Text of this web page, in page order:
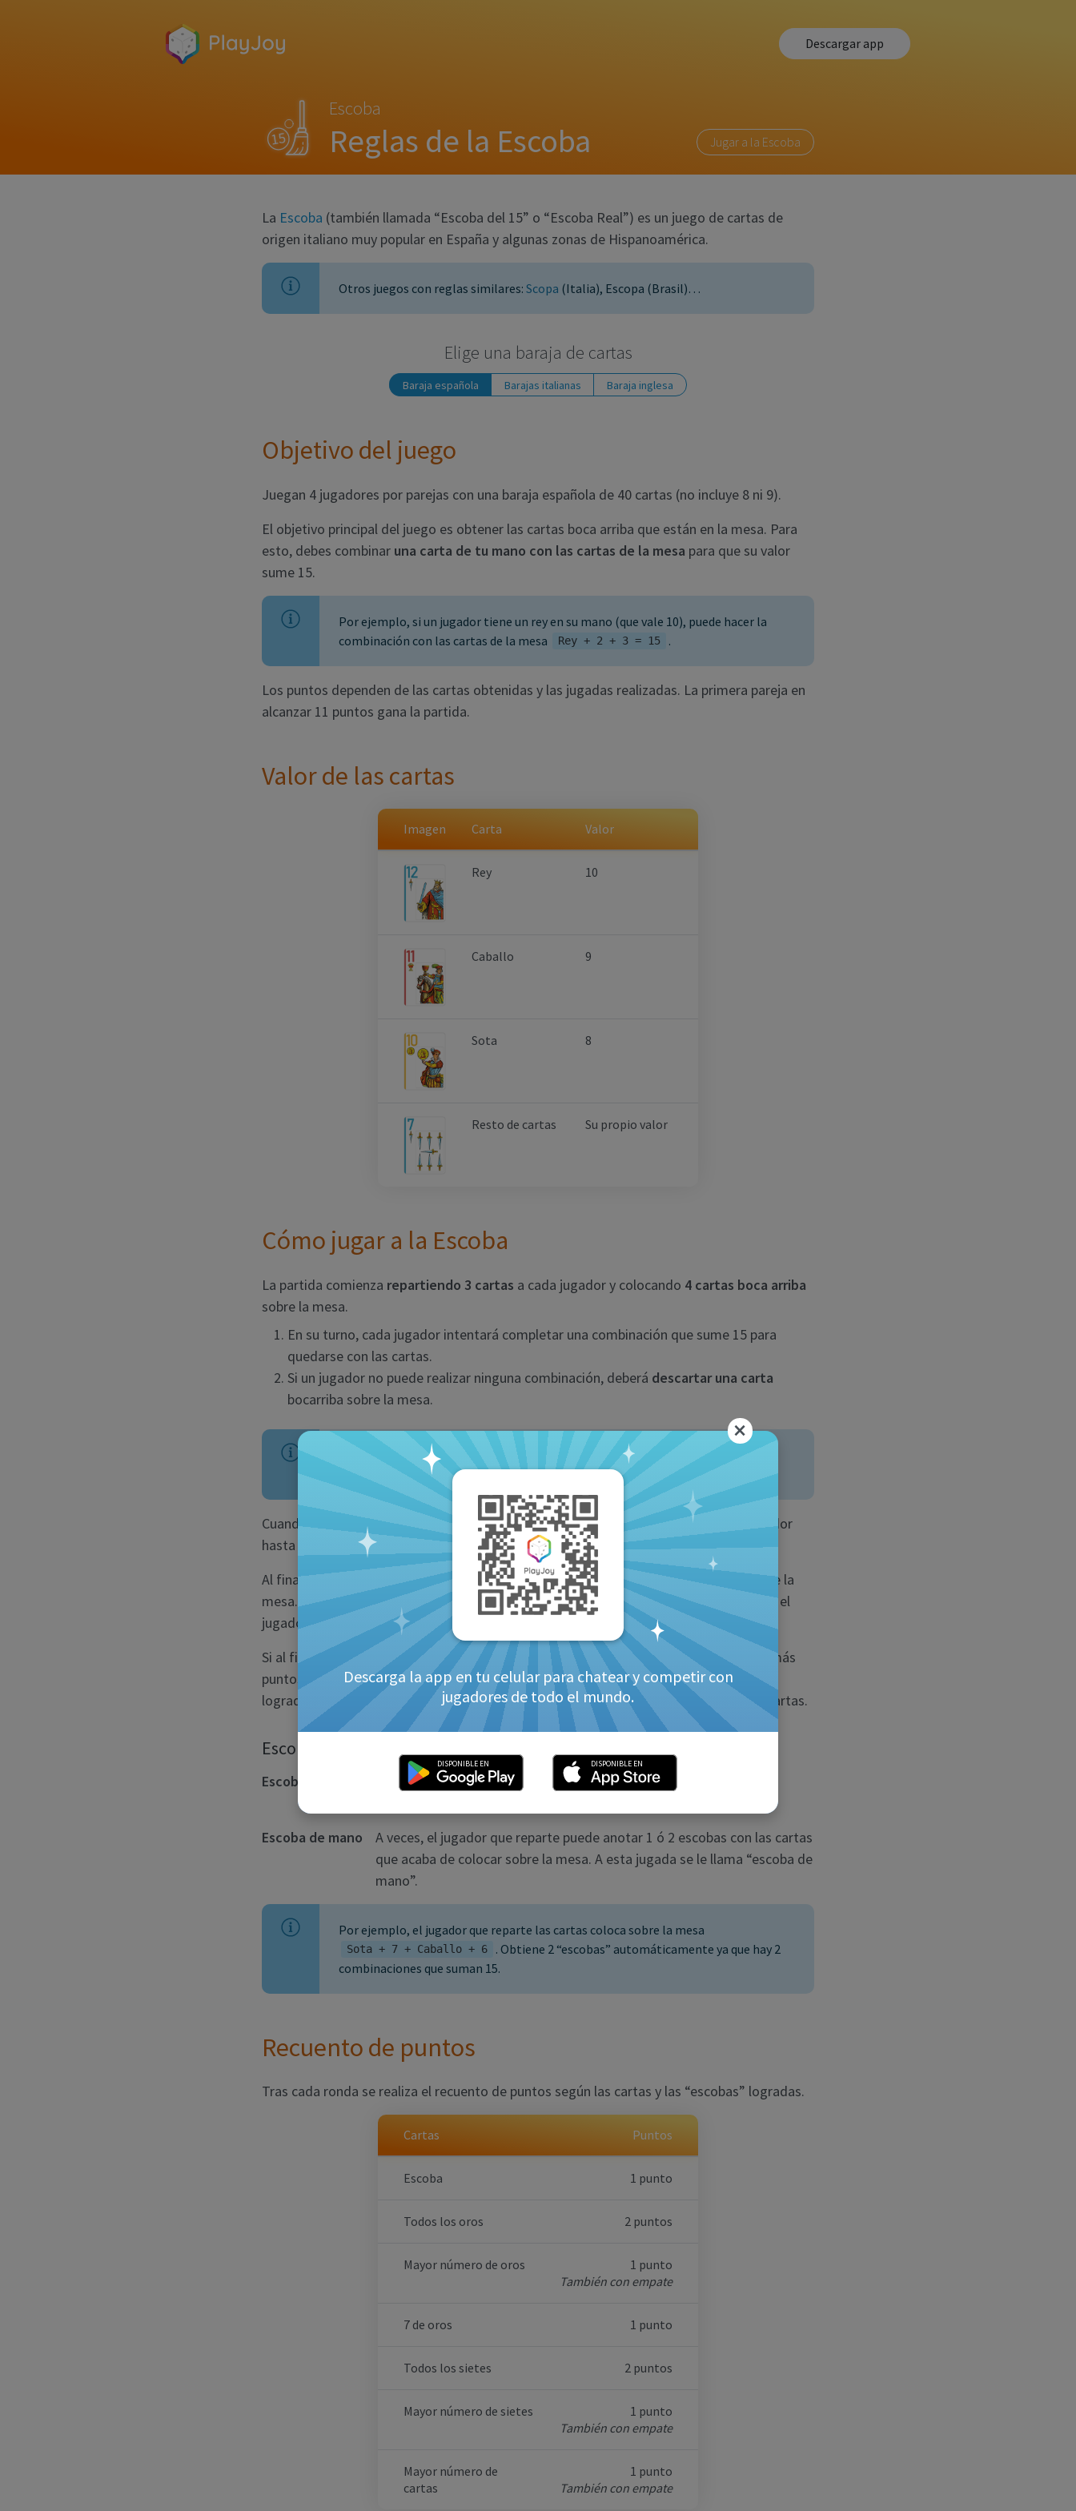
Descargar app
×
Descarga la app en tu celular para chatear y competir con
jugadores de todo el mundo.
DISPONIBLE EN DISPONIBLE EN
Escoba
Reglas de la Escoba Jugar a la Escoba
La Escoba (también llamada “Escoba del 15” o “Escoba Real”) es un juego de cartas de
origen italiano muy popular en España y algunas zonas de Hispanoamérica.
Otros juegos con reglas similares:Scopa (Italia), Escopa (Brasil)…
Elige una baraja de cartas
Baraja española Barajas italianas Baraja inglesa
Objetivo del juego
Juegan 4 jugadores por parejas con una baraja española de 40 cartas (no incluye 8 ni 9).
El objetivo principal del juego es obtener las cartas boca arriba que están en la mesa. Para
esto, debes combinar una carta de tu mano con las cartas de la mesa para que su valor
sume 15.
Por ejemplo, si un jugador tiene un rey en su mano (que vale 10), puede hacer la
combinación con las cartas de la mesa
Rey + 2 + 3 = 15 .
Los puntos dependen de las cartas obtenidas y las jugadas realizadas. La primera pareja en
alcanzar 11 puntos gana la partida.
Valor de las cartas
Imagen Carta Valor
Rey 10
Caballo 9
Sota 8
Resto de cartas Su propio valor
Cómo jugar a la Escoba
La partida comienza repartiendo 3 cartas a cada jugador y colocando 4 cartas boca arriba
sobre la mesa.
En su turno, cada jugador intentará completar una combinación que sume 15 para
quedarse con las cartas.
Si un jugador no puede realizar ninguna combinación, deberá descartar una carta
bocarriba sobre la mesa.
Si detectas que varias cartas de la mesa suman 15, ¡podrás robarlas al inicio de tu
turno!
Cuando los jugadores se quedan sin cartas, se reparten de nuevo 3 cartas a cada jugador
hasta que se agota el mazo.
Al final de la ronda, el jugador que hizo la última jugada tomará las cartas restantes de la
mesa. Se realiza el recuento de puntos y se inicia otra ronda. En esta ocasión, empieza el
jugador situado a la derecha del anterior.
Si al final de la partida ambos equipos superan el límite de puntos, gana el que tenga más
puntos. En caso de empate, se tiene en cuenta el siguiente orden: número de escobas
logradas, número de oros, número de sietes de oros, número de sietes y número de cartas.
Escoba
Escoba
Si un jugador logra combinar todas las cartas de la mesa (“barre” la
Escoba de mano
A veces, el jugador que reparte puede anotar 1 ó 2 escobas con las cartas
que acaba de colocar sobre la mesa. A esta jugada se le llama “escoba de
mano”.
Por ejemplo, el jugador que reparte las cartas coloca sobre la mesa
Sota + 7 + Caballo + 6
. Obtiene 2 “escobas” automáticamente ya que hay 2
combinaciones que suman 15.
Recuento de puntos
Tras cada ronda se realiza el recuento de puntos según las cartas y las “escobas” logradas.
Cartas Puntos
Escoba 1 punto
Todos los oros 2 puntos
Mayor número de oros
1 punto
También con empate
7 de oros 1 punto
Todos los sietes 2 puntos
Mayor número de sietes
1 punto
También con empate
Mayor número de
cartas
1 punto
También con empate